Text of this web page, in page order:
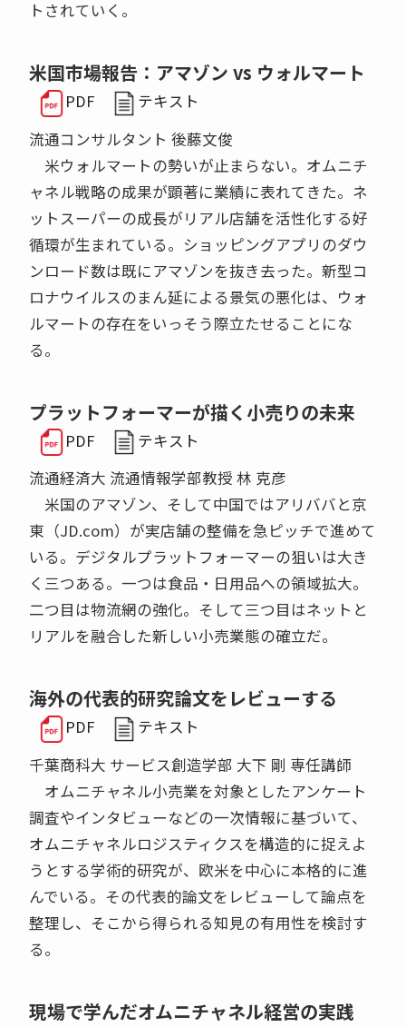
トされていく。
米国市場報告：アマゾン vs ウォルマート
PDF
テキスト
流通コンサルタント 後藤文俊
米ウォルマートの勢いが止まらない。オムニチ
ャネル戦略の成果が顕著に業績に表れてきた。ネ
ットスーパーの成長がリアル店舗を活性化する好
循環が生まれている。ショッピングアプリのダウ
ンロード数は既にアマゾンを抜き去った。新型コ
ロナウイルスのまん延による景気の悪化は、ウォ
ルマートの存在をいっそう際立たせることにな
る。
プラットフォーマーが描く小売りの未来
PDF
テキスト
流通経済大 流通情報学部教授 林 克彦
米国のアマゾン、そして中国ではアリババと京
東（JD.com）が実店舗の整備を急ピッチで進めて
いる。デジタルプラットフォーマーの狙いは大き
く三つある。一つは食品・日用品への領域拡大。
二つ目は物流網の強化。そして三つ目はネットと
リアルを融合した新しい小売業態の確立だ。
海外の代表的研究論文をレビューする
PDF
テキスト
千葉商科大 サービス創造学部 大下 剛 専任講師
オムニチャネル小売業を対象としたアンケート
調査やインタビューなどの一次情報に基づいて、
オムニチャネルロジスティクスを構造的に捉えよ
うとする学術的研究が、欧米を中心に本格的に進
んでいる。その代表的論文をレビューして論点を
整理し、そこから得られる知見の有用性を検討す
る。
現場で学んだオムニチャネル経営の実践